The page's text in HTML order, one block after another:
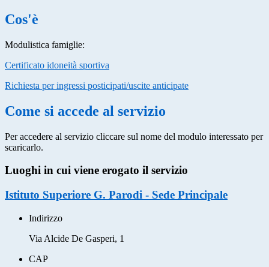
Cos'è
Modulistica famiglie:
Certificato idoneità sportiva
Richiesta per ingressi posticipati/uscite anticipate
Come si accede al servizio
Per accedere al servizio cliccare sul nome del modulo interessato per
scaricarlo.
Luoghi in cui viene erogato il servizio
Istituto Superiore G. Parodi - Sede Principale
Indirizzo
Via Alcide De Gasperi, 1
CAP